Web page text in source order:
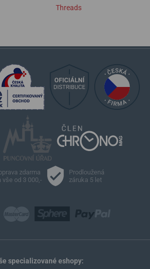
Threads
zdarma
vše od 3 000,-
Prodloužená
záruka 5 let
specializované eshopy: